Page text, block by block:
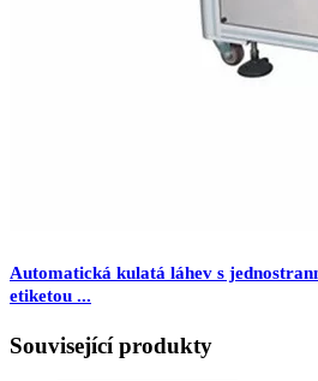
Automatická kulatá láhev s
etiketou ...
Související produkty